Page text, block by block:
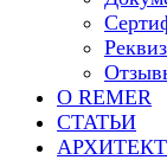
О REMER
СТАТЬИ